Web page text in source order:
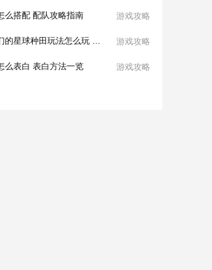
么搭配 配队攻略指南 游戏攻略
游戏攻略
么表白 表白方法一览 游戏攻略